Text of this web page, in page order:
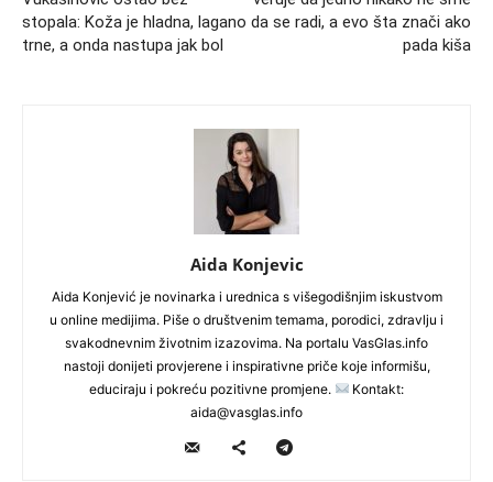
stopala: Koža je hladna, lagano
trne, a onda nastupa jak bol
da se radi, a evo šta znači ako
pada kiša
Aida Konjevic
Aida Konjević je novinarka i urednica s višegodišnjim iskustvom
u online medijima. Piše o društvenim temama, porodici, zdravlju i
svakodnevnim životnim izazovima. Na portalu VasGlas.info
nastoji donijeti provjerene i inspirativne priče koje informišu,
educiraju i pokreću pozitivne promjene.
Kontakt:
aida@vasglas.info